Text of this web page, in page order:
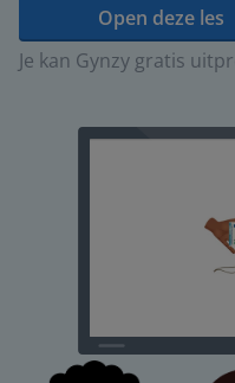
Open deze les
Je kan Gynzy gratis